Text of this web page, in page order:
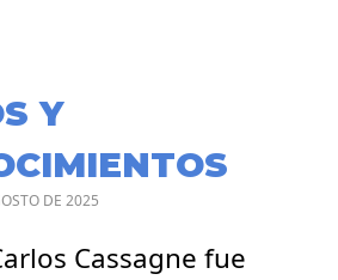
Y
DE 2025
Cassagne fue